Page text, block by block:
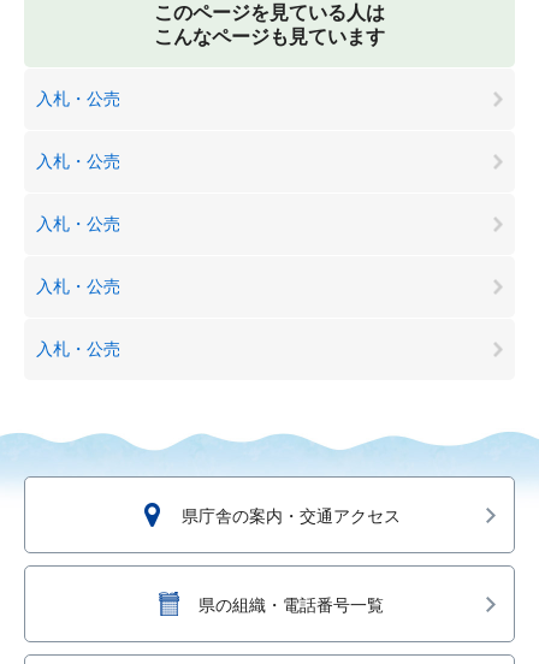
このページを見ている人は
こんなページも見ています
入札・公売
入札・公売
入札・公売
入札・公売
入札・公売
県庁舎の案内・交通アクセス
県の組織・電話番号一覧